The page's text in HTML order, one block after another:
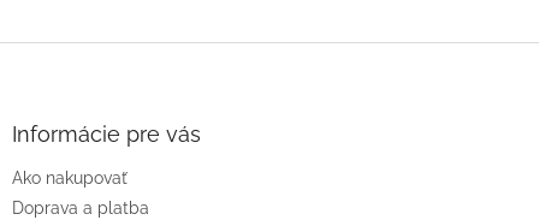
Informácie pre vás
Ako nakupovať
Doprava a platba